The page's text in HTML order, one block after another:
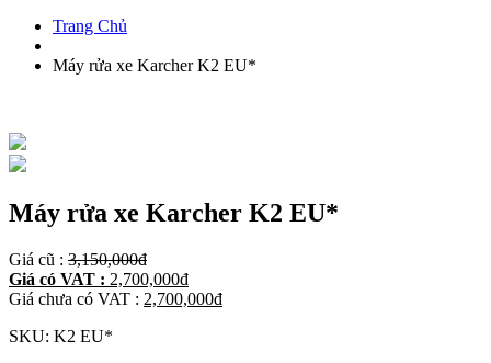
Trang Chủ
Máy rửa xe Karcher K2 EU*
Máy rửa xe Karcher K2 EU*
Giá cũ : 3,150,000đ
Giá có VAT : 2,700,000đ
Giá chưa có VAT : 2,700,000đ
SKU: K2 EU*